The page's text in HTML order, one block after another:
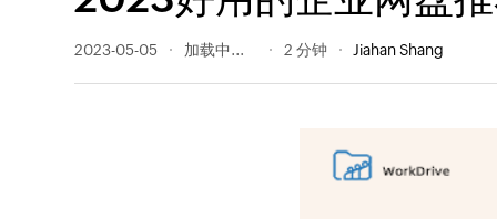
2023-05-05 271 阅读量 2 分钟 Jiahan Shang